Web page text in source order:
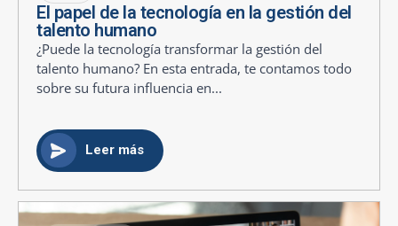
El papel de la tecnología en la gestión del
talento humano
¿Puede la tecnología transformar la gestión del
talento humano? En esta entrada, te contamos todo
sobre su futura influencia en...
Leer más